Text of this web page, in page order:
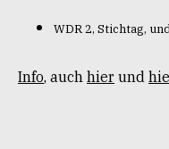
WDR 2, Stichtag,
Info, auch hier und